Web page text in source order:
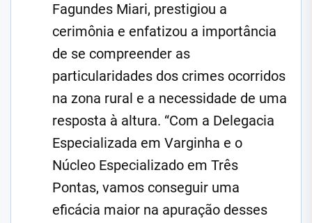
Fagundes Miari, prestigiou a
cerimônia e enfatizou a importância
de se compreender as
particularidades dos crimes ocorridos
na zona rural e a necessidade de uma
resposta à altura. “Com a Delegacia
Especializada em Varginha e o
Núcleo Especializado em Três
Pontas, vamos conseguir uma
eficácia maior na apuração desses